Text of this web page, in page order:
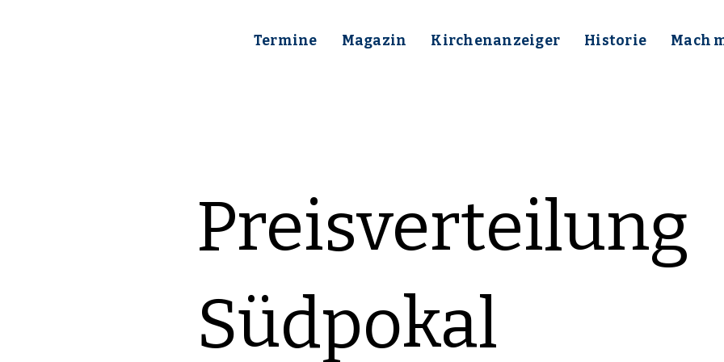
Termine Magazin Kirchenanzeiger Historie Mach
Preisverteilung
Südpokal